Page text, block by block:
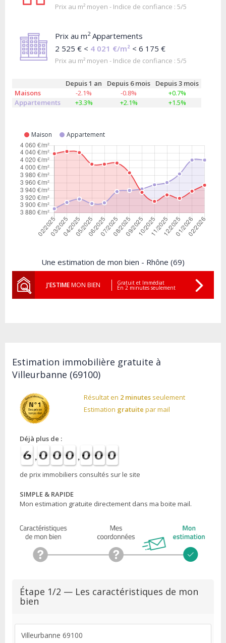
Prix au m² moyen - Indice de confiance : 5/5
Prix au m2Appartements
2 525 € < 4 021 €/m² < 6 175 €
Prix au m² moyen - Indice de confiance : 5/5
Depuis 1 an Depuis 6 mois
Depuis 3 mois
Maisons
-2.1% -0.8%
+0.7%
Appartements
+3.3% +2.1% +1.5%
Maison Appartement
Une estimation de mon bien - Rhône (69)
J'ESTIMEMON BIEN Gratuit et Immédiat
En 2 minutes seulement
Estimation immobilière gratuite à
Villeurbanne (69100)
Résultat en 2 minutesseulement
Estimation gratuite par mail
Déjà plus de :
de prix immobiliers consultés sur le site
SIMPLE & RAPIDE
Mon estimation gratuite directement dans ma boite mail.
Étape 1/2 — Les caractéristiques de mon
bien